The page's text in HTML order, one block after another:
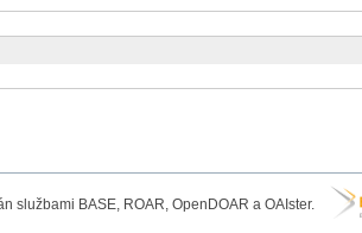
službami BASE, ROAR, OpenDOAR a OAIster.